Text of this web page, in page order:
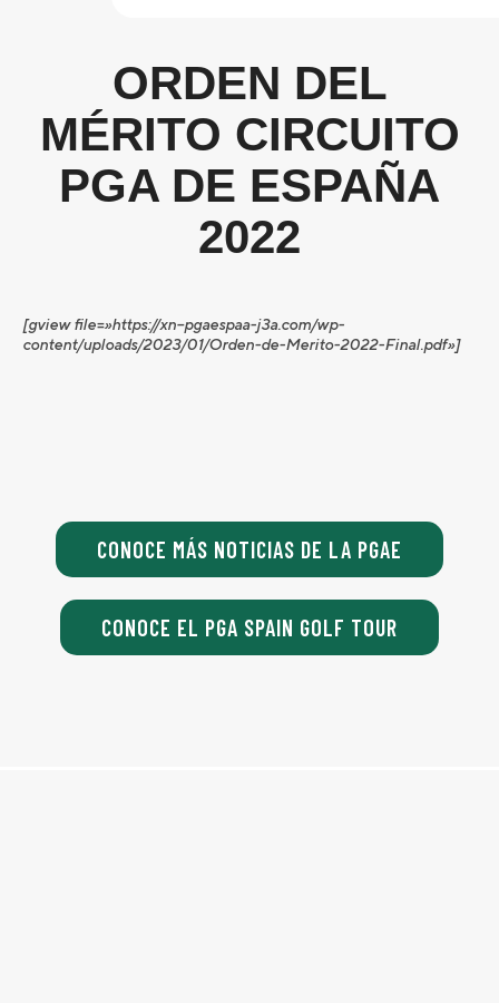
ORDEN DEL
MÉRITO CIRCUITO
PGA DE ESPAÑA
2022
[gview file=»https://xn--pgaespaa-j3a.com/wp-
content/uploads/2023/01/Orden-de-Merito-2022-Final.pdf»]
CONOCE MÁS NOTICIAS DE LA PGAE
CONOCE EL PGA SPAIN GOLF TOUR